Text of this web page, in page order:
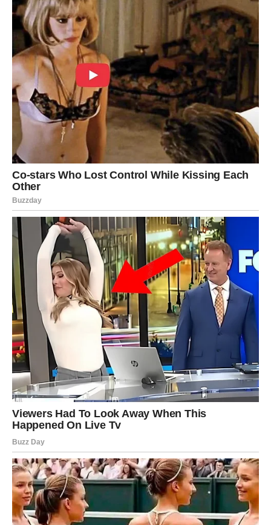
Sreća prati vaše planove
Pred vama su veoma profitabilni trenuci.
JARAC
Jarčevi konačno ulaze u mnogo stabilniji finansijski
period.
Poslije mnogo rada i odricanja dolazi nagrada koju ste
dugo zaslužili.
Novac vam donosi sigurnost i mir
Pred vama su veoma važni dani.
VODOLIJA
Zvijezde vam donose neočekivanu priliku za dodatnu
zaradu.
Jedna nova ideja mogla bi vam potpuno promijeniti
finansijsku budućnost.
Promjene vam donose ogromno obilje
RIBE
Ribe ulaze u mnogo sigurniji i stabilniji finansijski period.